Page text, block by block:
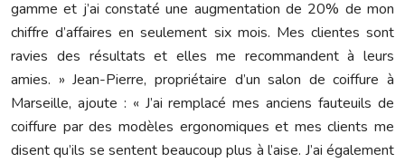
gamme et j’ai constaté une augmentation de 20% de mon
chiffre d’affaires en seulement six mois. Mes clientes sont
ravies des résultats et elles me recommandent à leurs
amies. » Jean-Pierre, propriétaire d’un salon de coiffure à
Marseille, ajoute : « J’ai remplacé mes anciens fauteuils de
coiffure par des modèles ergonomiques et mes clients me
disent qu’ils se sentent beaucoup plus à l’aise. J’ai également